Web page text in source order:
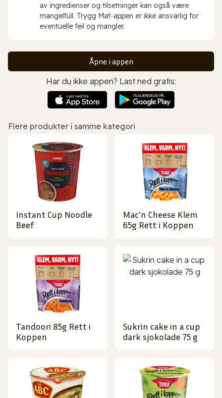
av ingredienser og tilsetninger kan også være
mangelfull. Trygg Mat-appen er ikke ansvarlig for
eventuelle feil og mangler.
Åpne i appen
Har du ikke appen? Last ned gratis:
Flere produkter i samme kategori
Instant Cup Noodle
Beef
Mac'n Cheese Klem
65g Rett i Koppen
Tandoori 85g Rett i
Koppen
Sukrin cake in a cup
dark sjokolade 75 g